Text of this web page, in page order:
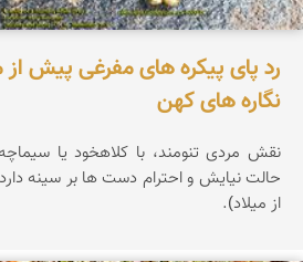
رد پای پیکره های مفرغی پیش
نگاره های کهن
نقش مردی تنومند، با کلاهخود یا
حالت نیایش و احترام دست ها بر سینه
از میلاد).